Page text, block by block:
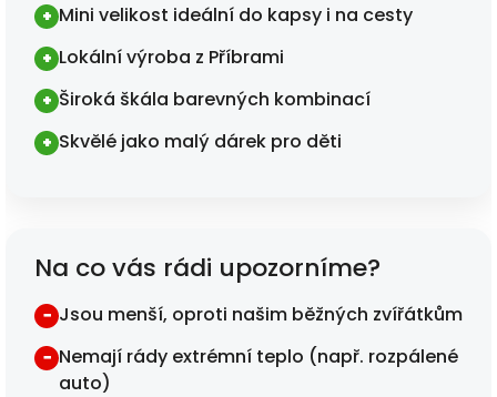
+ Mini velikost ideální do kapsy i na cesty
+ Lokální výroba z Příbrami
+ Široká škála barevných kombinací
+ Skvělé jako malý dárek pro děti
Na co vás rádi upozorníme?
− Jsou menší, oproti našim běžných zvířátkům
− Nemají rády extrémní teplo (např. rozpálené
auto)